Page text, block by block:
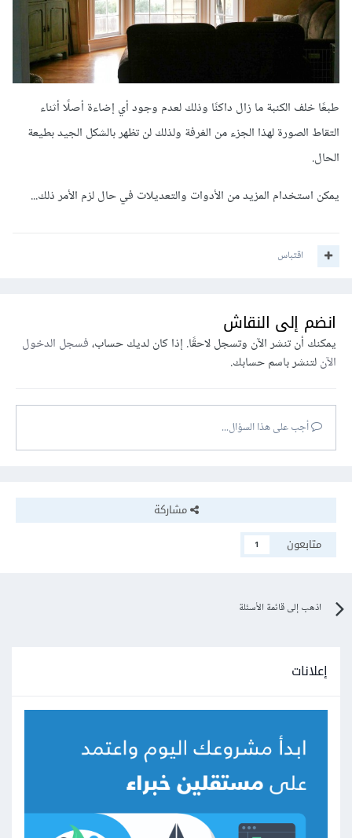
طبعًا خلف الكنبة ما زال داكنًا وذلك لعدم وجود أي إضاءة أصلًا أثناء
التقاط الصورة لهذا الجزء من الغرفة ولذلك لن تظهر بالشكل الجيد بطيعة
الحال.
يمكن استخدام المزيد من الأدوات والتعديلات في حال لزم الأمر ذلك...
اقتباس
انضم إلى النقاش
يمكنك أن تنشر الآن وتسجل لاحقًا. إذا كان لديك حساب،فسجل الدخول
الآنلتنشر باسم حسابك.
أجب على هذا السؤال...
مشاركة
متابعون
1
اذهب إلى قائمة الأسئلة
إعلانات